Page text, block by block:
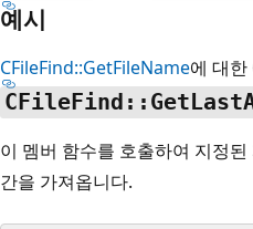
예시
CFileFind::GetFileName에 대
이 멤버 함수를 호출하여 지정
간을 가져옵니다.